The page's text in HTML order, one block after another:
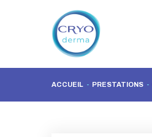
ACCUEIL PRESTATIONS